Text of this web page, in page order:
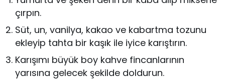
çırpın.
Süt, un, vanilya, kakao ve kabartma tozunu
ekleyip tahta bir kaşık ile iyice karıştırın.
Karışımı büyük boy kahve fincanlarının
yarısına gelecek şekilde doldurun.